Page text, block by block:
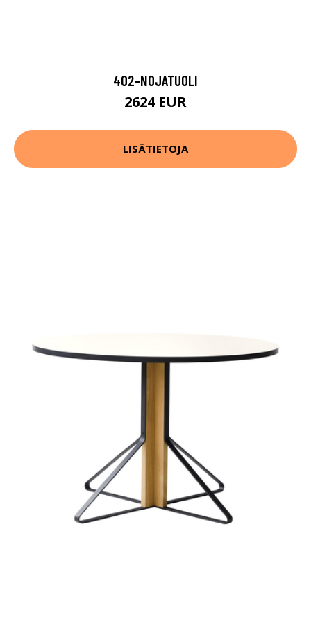
402-NOJATUOLI
2624 EUR
LISÄTIETOJA